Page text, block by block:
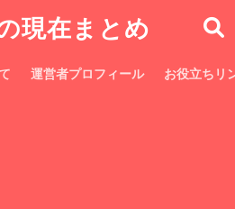
現在まとめ
運営者プロフィール お役立ちリ